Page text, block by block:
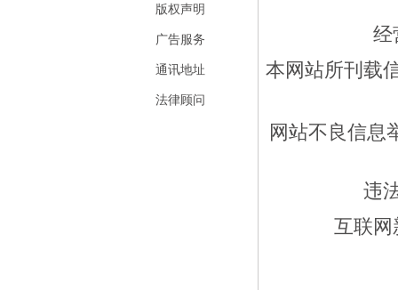
版权声明
广告服务
通讯地址
法律顾问
经
本网站所刊载
网站不良信息
违
互联网